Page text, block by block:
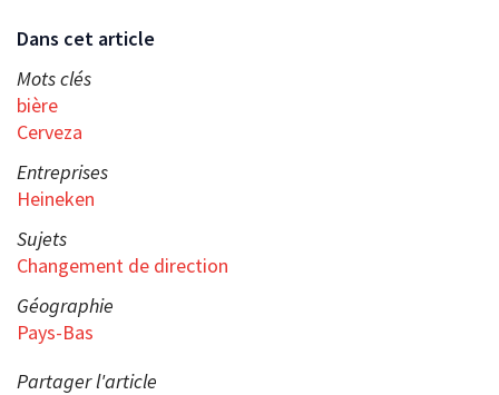
Dans cet article
Mots clés
bière
Cerveza
Entreprises
Heineken
Sujets
Changement de direction
Géographie
Pays-Bas
Partager l'article